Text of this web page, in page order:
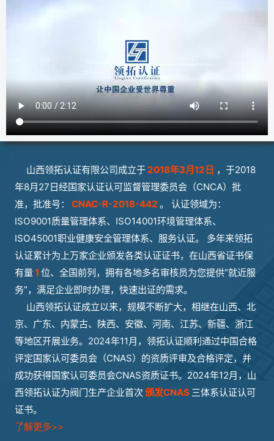
山西领拓认证有限公司成立于 2018年3月12日 ，于2018
年8月27日经国家认证认可监督管理委员会（CNCA）批
准，批准号：
CNAC-R-2018-442 。 认证领域为：
ISO9001质量管理体系、ISO14001环境管理体系、
ISO45001职业健康安全管理体系、服务认证。 多年来领拓
认证累计为上万家企业颁发各类认证证书，在山西省证书保
有量1 位、全国前列，拥有各地多名审核员为您提供“就近服
务”，满足企业即时办理，快速出证的需求。
山西领拓认证成立以来，规模不断扩大，相继在山西、北
京、广东、内蒙古、陕西、安徽、河南、江苏、新疆、浙江
等地区开展业务。2024年11月，领拓认证顺利通过中国合格
评定国家认可委员会（CNAS）的资质评审及合格评定，并
成功获得国家认可委员会CNAS资质证书。2024年12月，山
西领拓认证为阀门生产企业首次 颁发CNAS 三体系认证认可
证书。
了解更多>>